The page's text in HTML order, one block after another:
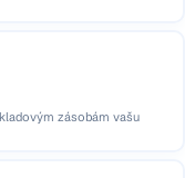
zásobám vašu